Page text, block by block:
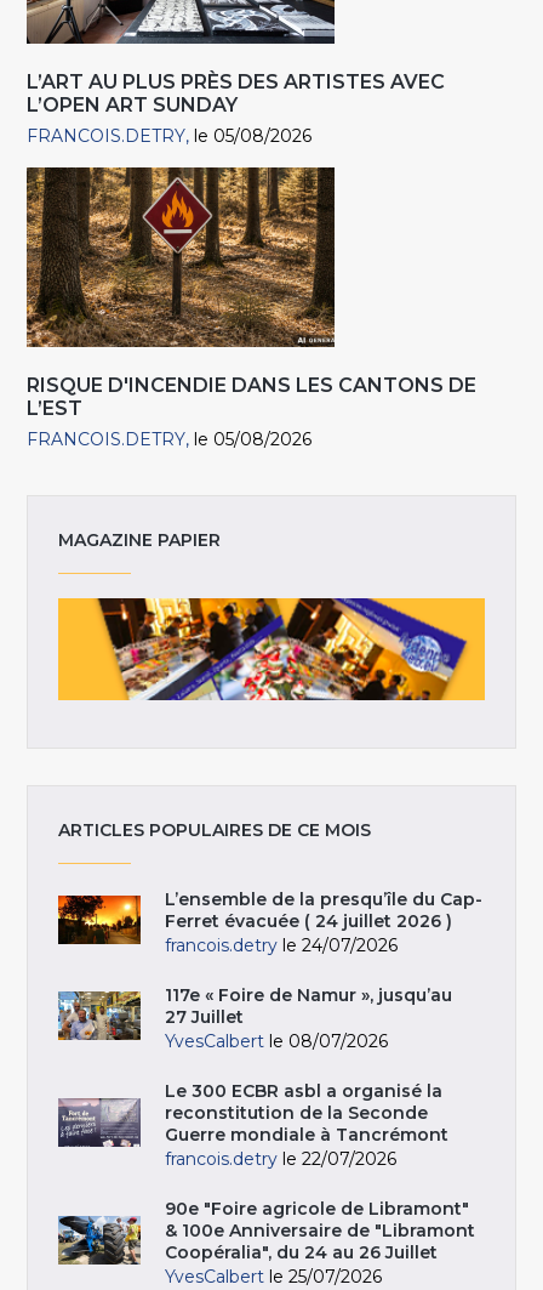
L’ART AU PLUS PRÈS DES ARTISTES AVEC
L’OPEN ART SUNDAY
FRANCOIS.DETRY le 05/08/2026
RISQUE D'INCENDIE DANS LES CANTONS DE
L’EST
FRANCOIS.DETRY le 05/08/2026
MAGAZINE PAPIER
ARTICLES POPULAIRES DE CE MOIS
L’ensemble de la presqu’île du Cap-
Ferret évacuée ( 24 juillet 2026 )
francois.detry le 24/07/2026
117e « Foire de Namur », jusqu’au
27 Juillet
YvesCalbert le 08/07/2026
Le 300 ECBR asbl a organisé la
reconstitution de la Seconde
Guerre mondiale à Tancrémont
francois.detry le 22/07/2026
90e "Foire agricole de Libramont"
& 100e Anniversaire de "Libramont
Coopéralia", du 24 au 26 Juillet
YvesCalbert le 25/07/2026